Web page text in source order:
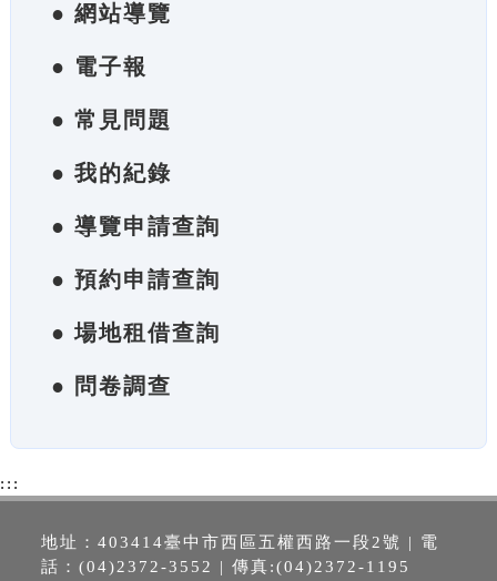
● 網站導覽
● 電子報
● 常見問題
● 我的紀錄
● 導覽申請查詢
● 預約申請查詢
● 場地租借查詢
● 問卷調查
:::
地址：403414臺中市西區五權西路一段2號 | 電
話：(04)2372-3552 | 傳真:(04)2372-1195